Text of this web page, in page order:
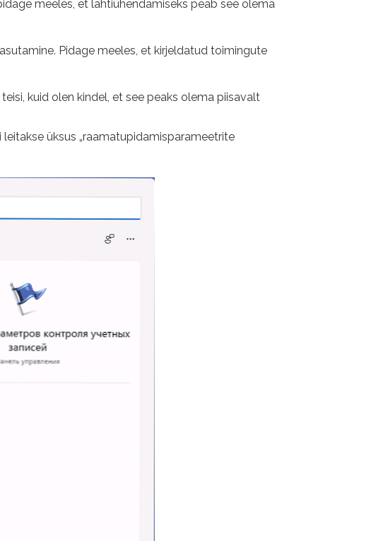
meeles, et lahtiühendamiseks peab see olema
Pidage meeles, et kirjeldatud toimingute
kuid olen kindel, et see peaks olema piisavalt
üksus „raamatupidamisparameetrite